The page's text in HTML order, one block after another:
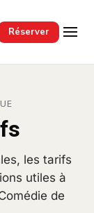
Réserver
les tarifs
utiles à
de